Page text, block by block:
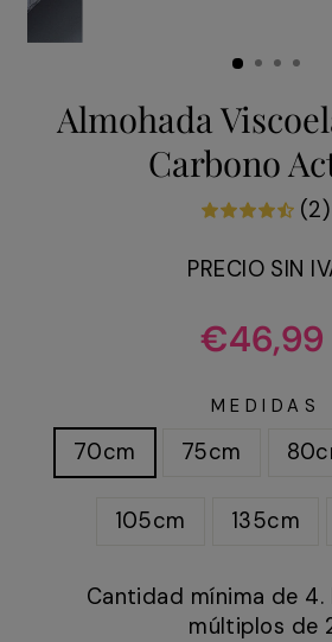
Almohada
Carbono
(2)
PRECIO SIN
Precio
habitual
€46,99
MEDIDAS
70cm 75cm
105cm 135cm
Cantidad mínima de 4.
múltiplos de